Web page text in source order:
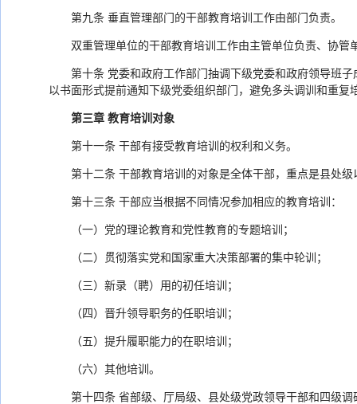
第九条 垂直管理部门的干部教育培训工作由部门负责。
双重管理单位的干部教育培训工作由主管单位负责、协
第十条 党委和政府工作部门抽调下级党委和政府领导班
以书面形式提前通知下级党委组织部门，避免多头调训和重复
第三章 教育培训对象
第十一条 干部有接受教育培训的权利和义务。
第十二条 干部教育培训的对象是全体干部，重点是县处
第十三条 干部应当根据不同情况参加相应的教育培训：
（一）党的理论教育和党性教育的专题培训；
（二）贯彻落实党和国家重大决策部署的集中轮训；
（三）新录（聘）用的初任培训；
（四）晋升领导职务的任职培训；
（五）提升履职能力的在职培训；
（六）其他培训。
第十四条 省部级、厅局级、县处级党政领导干部和四级